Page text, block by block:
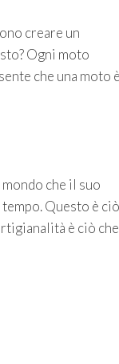
creare un
Ogni moto
che una moto
che il suo
Questo è ciò
è ciò che